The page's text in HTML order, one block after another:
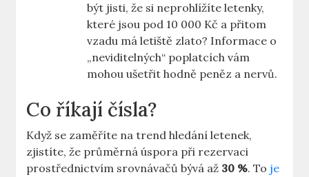
být jisti, že si neprohlížíte letenky,
které jsou pod 10 000 Kč a přitom
vzadu má letiště zlato? Informace o
„neviditelných“ poplatcích vám
mohou ušetřit hodně peněz a nervů.
Co říkají čísla?
Když se zaměříte na trend hledání letenek,
zjistíte, že průměrná úspora při rezervaci
prostřednictvím srovnávačů bývá až 30 %. To je